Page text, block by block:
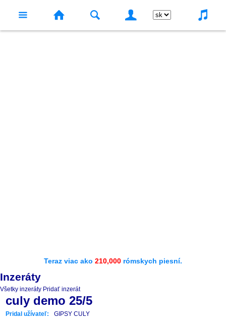
Teraz viac ako 210,000 rómskych piesní.
Inzeráty
Všetky inzeráty Pridať inzerát
culy demo 25/5
Pridal užívateľ: GIPSY CULY